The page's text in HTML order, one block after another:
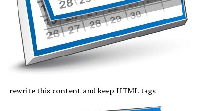
slab și moderat.
Joi, cu excepția zonei de coastă, vremea va fi caniculară,
indicele temperatură-umezeală va depăși pe arii extinse
pragul critic de 80 de unități, iar temperaturile maxime
se vor încadra între 33 și 37 de grade, mai coborâte pe
litoral, unde vor fi 30 de grade. Noaptea, valorile termice
mult moderat și după-amiază vor fi posibile averse slabe.
rewrite this content and keep HTML tags